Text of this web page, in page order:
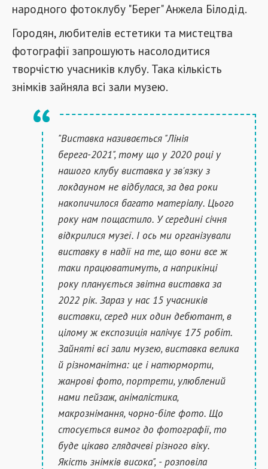
народного фотоклубу "Берег" Анжела Білодід.
Городян, любителів естетики та мистецтва
фотографії запрошують насолодитися
творчістю учасників клубу. Така кількість
знімків зайняла всі зали музею.
"Виставка називається "Лінія
берега-2021", тому що у 2020 році у
нашого клубу виставка у зв'язку з
локдауном не відбулася, за два роки
накопичилося багато матеріалу. Цього
року нам пощастило. У середині січня
відкрилися музеї. І ось ми організували
виставку в надії на те, що вони все ж
таки працюватимуть, а наприкінці
року планується звітна виставка за
2022 рік. Зараз у нас 15 учасників
виставки, серед них один дебютант, в
цілому ж експозиція налічує 175 робіт.
Зайняті всі зали музею, виставка велика
й різноманітна: це і натюрморти,
жанрові фото, портрети, улюблений
нами пейзаж, анімалістика,
макрознімання, чорно-біле фото. Що
стосується вимог до фотографії, то
буде цікаво глядачеві різного віку.
Якість знімків висока", - розповіла